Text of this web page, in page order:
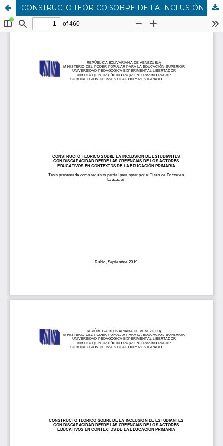
CONSTRUCTO TEÓRICO SOBRE DE LA INCLUSIÓN DE ESTUDIANTES CON DISCAPACIDAD DESDE LAS CREENCIAS DE LOS ACTORES EDUCATIVOS EN CONTEXTOS DE LA EDUCACIÓN PRIMARIA